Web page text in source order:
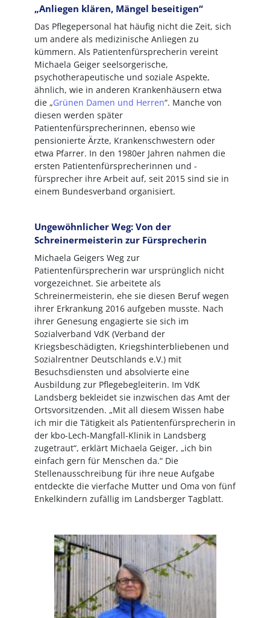
„Anliegen klären, Mängel beseitigen“
Das Pflegepersonal hat häufig nicht die Zeit, sich
um andere als medizinische Anliegen zu
kümmern. Als Patientenfürsprecherin vereint
Michaela Geiger seelsorgerische,
psychotherapeutische und soziale Aspekte,
ähnlich, wie in anderen Krankenhäusern etwa
die „Grünen Damen und Herren“. Manche von
diesen werden später
Patientenfürsprecherinnen, ebenso wie
pensionierte Ärzte, Krankenschwestern oder
etwa Pfarrer. In den 1980er Jahren nahmen die
ersten Patientenfürsprecherinnen und -
fürsprecher ihre Arbeit auf, seit 2015 sind sie in
einem Bundesverband organisiert.
Ungewöhnlicher Weg: Von der
Schreinermeisterin zur Fürsprecherin
Michaela Geigers Weg zur
Patientenfürsprecherin war ursprünglich nicht
vorgezeichnet. Sie arbeitete als
Schreinermeisterin, ehe sie diesen Beruf wegen
ihrer Erkrankung 2016 aufgeben musste. Nach
ihrer Genesung engagierte sie sich im
Sozialverband VdK (Verband der
Kriegsbeschädigten, Kriegshinterbliebenen und
Sozialrentner Deutschlands e.V.) mit
Besuchsdiensten und absolvierte eine
Ausbildung zur Pflegebegleiterin. Im VdK
Landsberg bekleidet sie inzwischen das Amt der
Ortsvorsitzenden. „Mit all diesem Wissen habe
ich mir die Tätigkeit als Patientenfürsprecherin in
der kbo-Lech-Mangfall-Klinik in Landsberg
zugetraut“, erklärt Michaela Geiger, „ich bin
einfach gern für Menschen da.“ Die
Stellenausschreibung für ihre neue Aufgabe
entdeckte die vierfache Mutter und Oma von fünf
Enkelkindern zufällig im Landsberger Tagblatt.
Image